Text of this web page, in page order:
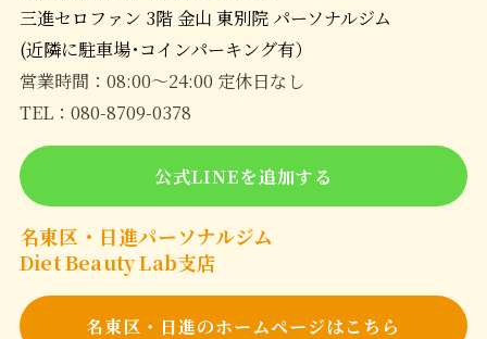
三進セロファン 3階 金山 東別院 パーソナルジム
(近隣に駐車場･コインパーキング有）
営業時間：08:00〜24:00 定休日なし
TEL：080-8709-0378
公式LINEを追加する
名東区・日進パーソナルジム
Diet Beauty Lab支店
名東区・日進のホームページはこちら